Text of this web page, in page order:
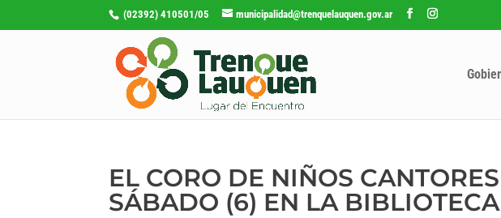
(02392) 410501/05 municipalidad@trenquelauquen.gov.ar
EL CORO DE NIÑOS
SÁBADO (6) EN LA